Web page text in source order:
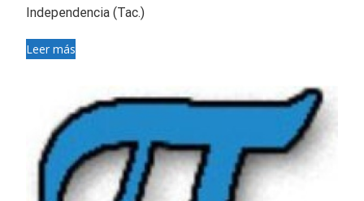
Independencia (Tac.)
Leer más